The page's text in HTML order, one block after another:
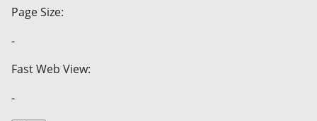
Page Size:
-
Fast Web View:
-